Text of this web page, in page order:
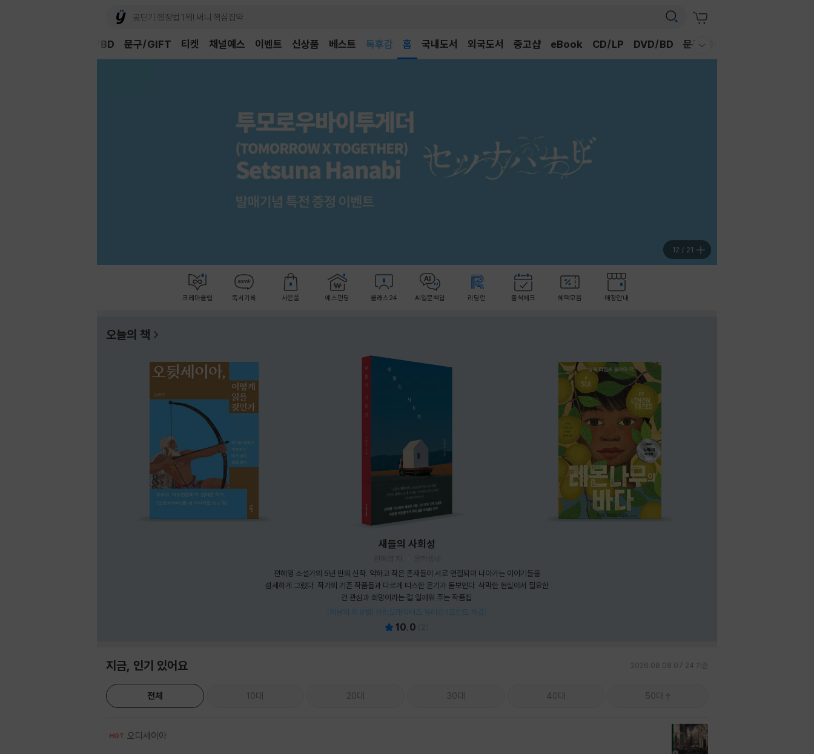
채널예스 이벤트 신상품 베스트
어린이
독후감
홈 국내도서 외국도서 중고샵 eBook CD/LP DVD/BD 문구/GIFT
DVD/BD 문구/GIFT 티켓
12 / 21
크레마클럽 독서기록 사은품 예스펀딩 클래스24 AI일문백답 리딩런 출석체크 혜택모음 매장안내
오늘의 책
새들의 사회성
편혜영 소설가의 5년 만의 신작. 약하고 작은 존재들이 서로 연결되어 나아가는 이야기들을
섬세하게 그렸다. 작가의 기존 작품들과 다르게 따스한 온기가 돋보인다. 삭막한 현실에서 필요한
건 관심과 희망이라는 걸 일깨워 주는 작품집.
[이달의 책 8월] 산리오캐릭터즈 유리컵 (포인트 차감)
10.0
지금, 인기 있어요 2026.08.08 07:24 기준
전체 10대 20대 30대 40대 50대
HOT 오디세이아